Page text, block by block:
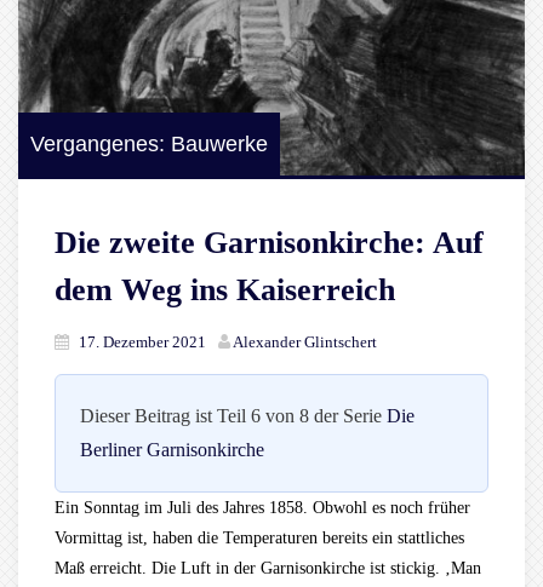
Vergangenes: Bauwerke
Die zweite Garnisonkirche: Auf
dem Weg ins Kaiserreich
17. Dezember 2021 Alexander Glintschert
Dieser Beitrag ist Teil 6 von 8 der Serie Die
Berliner Garnisonkirche
Ein Sonntag im Juli des Jahres 1858. Obwohl es noch früher
Vormittag ist, haben die Temperaturen bereits ein stattliches
Maß erreicht. Die Luft in der Garnisonkirche ist stickig. ‚Man